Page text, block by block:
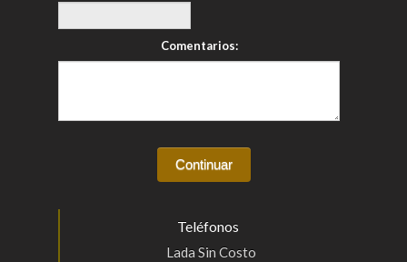
Comentarios:
Teléfonos
Lada Sin Costo